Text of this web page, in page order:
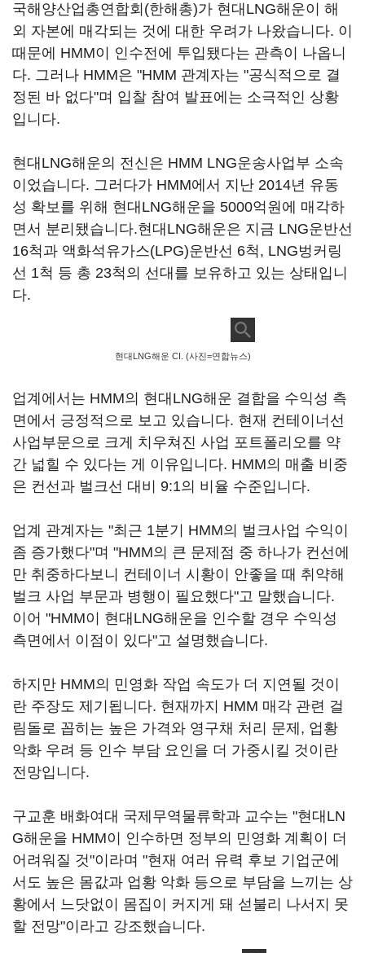
국해양산업총연합회(한해총)가 현대LNG해운이 해
외 자본에 매각되는 것에 대한 우려가 나왔습니다. 이
때문에 HMM이 인수전에 투입됐다는 관측이 나옵니
다. 그러나 HMM은 "HMM 관계자는 "공식적으로 결
정된 바 없다"며 입찰 참여 발표에는 소극적인 상황
입니다.
현대LNG해운의 전신은 HMM LNG운송사업부 소속
이었습니다. 그러다가 HMM에서 지난 2014년 유동
성 확보를 위해 현대LNG해운을 5000억원에 매각하
면서 분리됐습니다.현대LNG해운은 지금 LNG운반선
16척과 액화석유가스(LPG)운반선 6척, LNG벙커링
선 1척 등 총 23척의 선대를 보유하고 있는 상태입니
다.
현대LNG해운 CI. (사진=연합뉴스)
업계에서는 HMM의 현대LNG해운 결합을 수익성 측
면에서 긍정적으로 보고 있습니다. 현재 컨테이너선
사업부문으로 크게 치우쳐진 사업 포트폴리오를 약
간 넓힐 수 있다는 게 이유입니다. HMM의 매출 비중
은 컨선과 벌크선 대비 9:1의 비율 수준입니다.
업계 관계자는 "최근 1분기 HMM의 벌크사업 수익이
좀 증가했다"며 "HMM의 큰 문제점 중 하나가 컨선에
만 취중하다보니 컨테이너 시황이 안좋을 때 취약해
벌크 사업 부문과 병행이 필요했다"고 말했습니다.
이어 "HMM이 현대LNG해운을 인수할 경우 수익성
측면에서 이점이 있다"고 설명했습니다.
하지만 HMM의 민영화 작업 속도가 더 지연될 것이
란 주장도 제기됩니다. 현재까지 HMM 매각 관련 걸
림돌로 꼽히는 높은 가격와 영구채 처리 문제, 업황
악화 우려 등 인수 부담 요인을 더 가중시킬 것이란
전망입니다.
구교훈 배화여대 국제무역물류학과 교수는 "현대LN
G해운을 HMM이 인수하면 정부의 민영화 계획이 더
어려워질 것"이라며 "현재 여러 유력 후보 기업군에
서도 높은 몸값과 업황 악화 등으로 부담을 느끼는 상
황에서 느닷없이 몸집이 커지게 돼 섣불리 나서지 못
할 전망"이라고 강조했습니다.